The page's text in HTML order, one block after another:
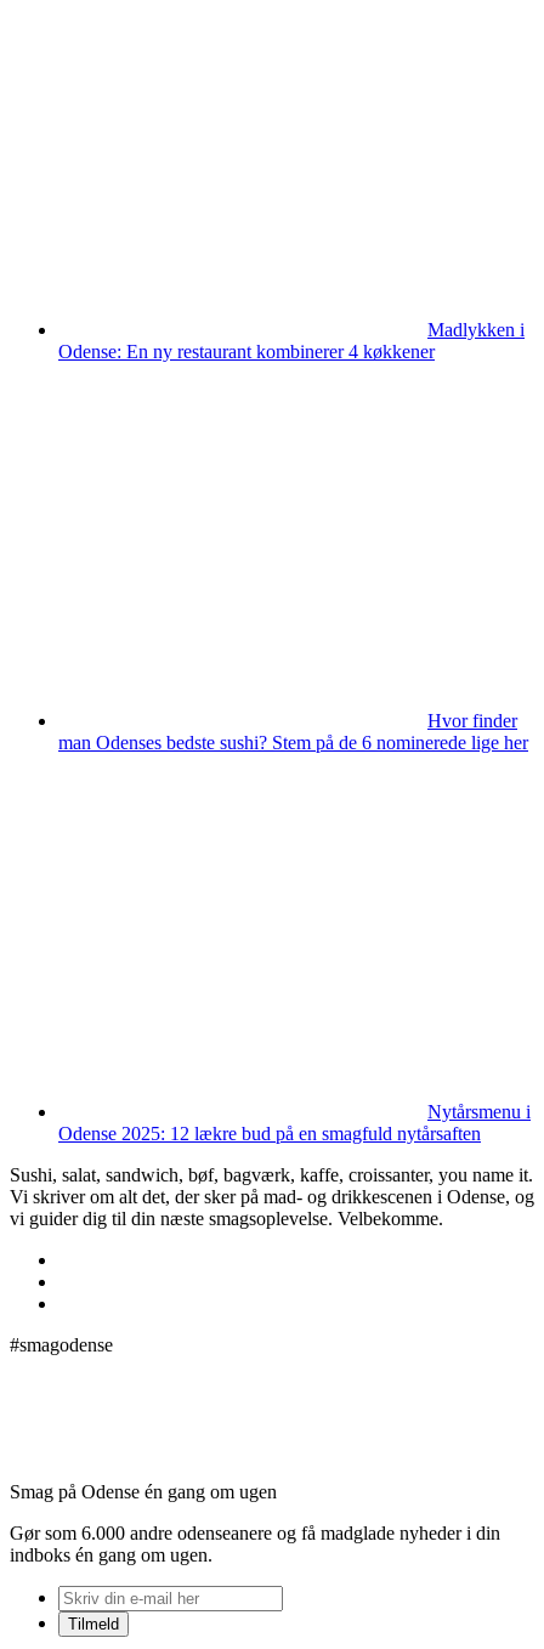
Madlykken i
Odense: En ny restaurant kombinerer 4 køkkener
Hvor finder
man Odenses bedste sushi? Stem på de 6 nominerede lige her
Nytårsmenu i
Odense 2025: 12 lækre bud på en smagfuld nytårsaften
Sushi, salat, sandwich, bøf, bagværk, kaffe, croissanter, you name it.
Vi skriver om alt det, der sker på mad- og drikkescenen i Odense, og
vi guider dig til din næste smagsoplevelse. Velbekomme.
#smagodense
Smag på Odense én gang om ugen
Gør som 6.000 andre odenseanere og få madglade nyheder i din
indboks én gang om ugen.